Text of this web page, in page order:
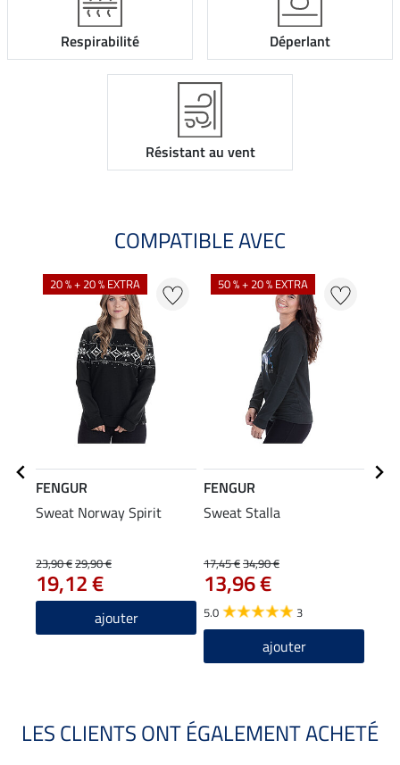
Respirabilité Déperlant
Résistant au vent
COMPATIBLE AVEC
20 % + 20 % EXTRA
FENGUR
Sweat Norway Spirit
23,90 €29,90 €
19,12 €
ajouter
50 % + 20 % EXTRA
FENGUR
Sweat Stalla
17,45 €34,90 €
13,96 €
5.0 3
ajouter
LES CLIENTS ONT ÉGALEMENT ACHETÉ